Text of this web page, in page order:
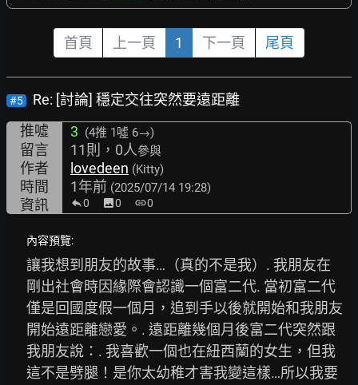
首頁 上一頁 1 下一頁 尾頁
#5
Re: [討論] 穩定交往突然要遠距離
推噓
3 (4推 1噓 6→)
留言 11則，0人參與
作者 lovedeen (Kitty)
時間 1年前 (2025/07/14 19:28)
資訊 0 image0 link0
內容預覽:
讓我想到朋友的故事…（真的不是我）. 我朋友在
剛出社會時因緣際會認識一個富二代. 當初富二代
僅是回國度假一個月，追到手以後就開始和我朋友
開始遠距離戀愛。. 遠距離幾個月後富二代突然跟
我朋友說：. 我喜歡一個也在紐西蘭的女生，但我
這不是劈腿！是你太幼稚才害我變這樣…所以我要